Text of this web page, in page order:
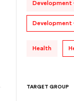
Development
Development
Health
TARGET GROUP